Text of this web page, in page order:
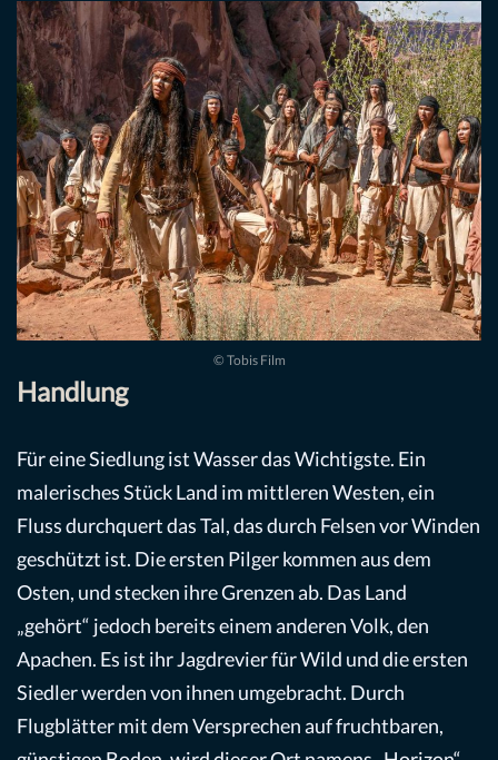
© Tobis Film
Handlung
Für eine Siedlung ist Wasser das Wichtigste. Ein
malerisches Stück Land im mittleren Westen, ein
Fluss durchquert das Tal, das durch Felsen vor Winden
geschützt ist. Die ersten Pilger kommen aus dem
Osten, und stecken ihre Grenzen ab. Das Land
„gehört“ jedoch bereits einem anderen Volk, den
Apachen. Es ist ihr Jagdrevier für Wild und die ersten
Siedler werden von ihnen umgebracht. Durch
Flugblätter mit dem Versprechen auf fruchtbaren,